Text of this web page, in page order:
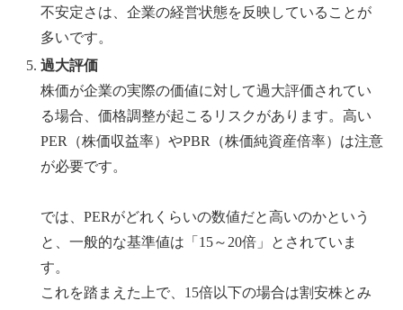
不安定さは、企業の経営状態を反映していることが
多いです。
過大評価
株価が企業の実際の価値に対して過大評価されてい
る場合、価格調整が起こるリスクがあります。高い
PER（株価収益率）やPBR（株価純資産倍率）は注意
が必要です。
では、PERがどれくらいの数値だと高いのかという
と、一般的な基準値は「15～20倍」とされていま
す。
これを踏まえた上で、15倍以下の場合は割安株とみ